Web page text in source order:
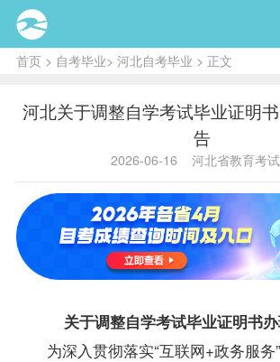
首页> 自考毕业> 河北自考毕业 > 正文
河北关于调整自学考试毕业证明
告
2026-06-16 河北省教育考
关于调整自学考试毕业证明书
为深入贯彻落实“互联网+政务服务